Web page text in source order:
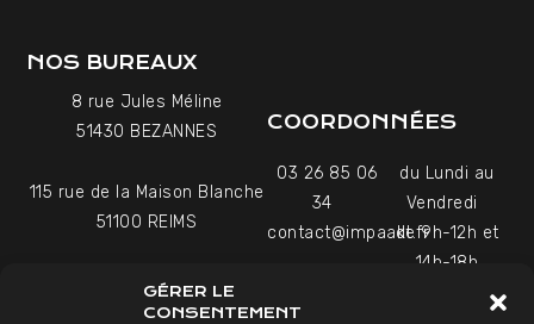
GÉRER LE
CONSENTEMENT
NOS BUREAUX
8 rue Jules Méline
51430 BEZANNES
115 rue de la Maison Blanche
51100 REIMS
27-29 Rue Raffet
75016 PARIS
COORDONNÉES
03 26 85 06
34
contact@impaakt.fr
du Lundi au
Vendredi
de 9h-12h et
14h-18h
Uniquement sur rendez-